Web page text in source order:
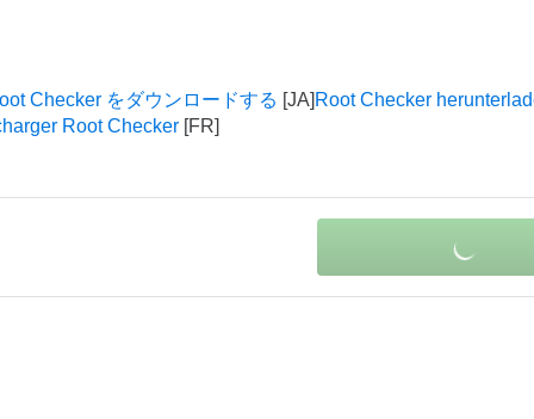
Checker をダウンロードする
Root Checker
Root Checker